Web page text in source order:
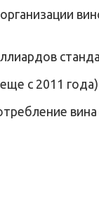
с 2011